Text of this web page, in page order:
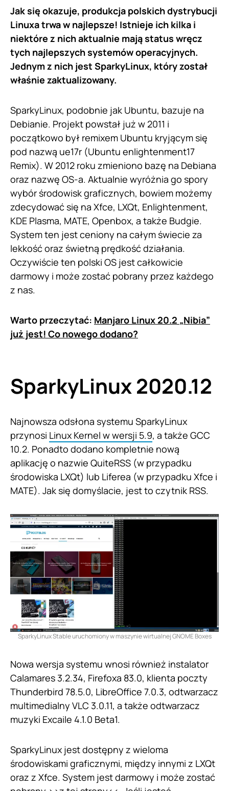
Jak się okazuje, produkcja polskich dystrybucji
Linuxa trwa w najlepsze! Istnieje ich kilka i
niektóre z nich aktualnie mają status wręcz
tych najlepszych systemów operacyjnych.
Jednym z nich jest SparkyLinux, który został
właśnie zaktualizowany.
SparkyLinux, podobnie jak Ubuntu, bazuje na
Debianie. Projekt powstał już w 2011 i
początkowo był remixem Ubuntu kryjącym się
pod nazwą ue17r (Ubuntu enlightenment17
Remix). W 2012 roku zmieniono bazę na Debiana
oraz nazwę OS-a. Aktualnie wyróżnia go spory
wybór środowisk graficznych, bowiem możemy
zdecydować się na Xfce, LXQt, Enlightenment,
KDE Plasma, MATE, Openbox, a także Budgie.
System ten jest ceniony na całym świecie za
lekkość oraz świetną prędkość działania.
Oczywiście ten polski OS jest całkowicie
darmowy i może zostać pobrany przez każdego
z nas.
Warto przeczytać: Manjaro Linux 20.2 „Nibia”
już jest! Co nowego dodano?
SparkyLinux 2020.12
Najnowsza odsłona systemu SparkyLinux
przynosi Linux Kernel w wersji 5.9, a także GCC
10.2. Ponadto dodano kompletnie nową
aplikację o nazwie QuiteRSS (w przypadku
środowiska LXQt) lub Liferea (w przypadku Xfce i
MATE). Jak się domyślacie, jest to czytnik RSS.
SparkyLinux Stable uruchomiony w maszynie wirtualnej GNOME Boxes
Nowa wersja systemu wnosi również instalator
Calamares 3.2.34, Firefoxa 83.0, klienta poczty
Thunderbird 78.5.0, LibreOffice 7.0.3, odtwarzacz
multimedialny VLC 3.0.11, a także odtwarzacz
muzyki Excaile 4.1.0 Beta1.
SparkyLinux jest dostępny z wieloma
środowiskami graficznymi, między innymi z LXQt
oraz z Xfce. System jest darmowy i może zostać